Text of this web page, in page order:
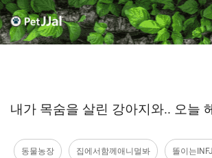
내가 목숨을 살린 강아지와.. 오늘
동물농장 집에서함께애니멀봐 똘이는